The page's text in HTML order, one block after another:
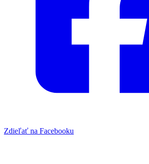
Zdieľať na Facebooku